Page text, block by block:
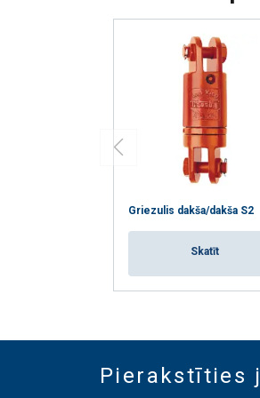
Griezulis dakša/dakša S2
Skatīt
Pierakstīties